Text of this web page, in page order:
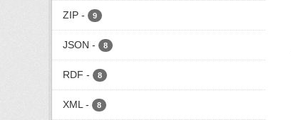
ZIP - 9
JSON - 8
RDF - 8
XML - 8